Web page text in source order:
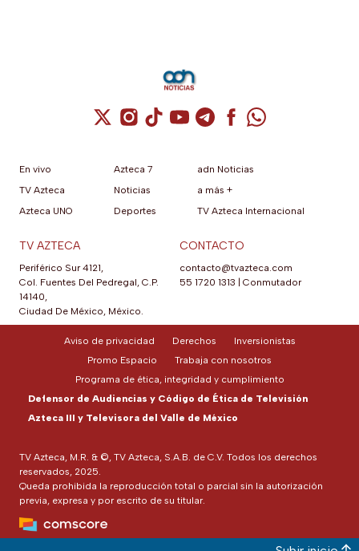
Cuenta de X / Twitter (se abre en una
Cuenta de Instagram (se abre en una
Cuenta de TikTok (se abre en
Cuenta de YouTube (se abre
Cuenta de Telegram (se
Cuenta de
Cuenta de
En vivo
TV Azteca
Azteca UNO
Azteca 7
Noticias
Deportes
adn Noticias
a más +
TV Azteca Internacional
TV AZTECA
Periférico Sur 4121,
Col. Fuentes Del Pedregal, C.P.
14140,
Ciudad De México, México.
CONTACTO
contacto@tvazteca.com
55 1720 1313 | Conmutador
TV Azteca, M.R. & ©, TV Azteca, S.A.B. de C.V. Todos los derechos
reservados, 2025.
Queda prohibida la reproducción total o parcial sin la autorización
previa, expresa y por escrito de su titular.
Aviso de privacidad Derechos
Inversionistas
Promo Espacio
Trabaja con nosotros
Programa de ética, integridad y cumplimiento
Defensor de Audiencias y Código de Ética de Televisión
Azteca III y Televisora del Valle de México